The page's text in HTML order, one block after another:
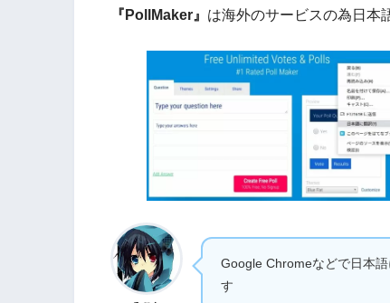
『PollMaker』 は海外のサービスの為日本
Google Chromeなどで日本
す